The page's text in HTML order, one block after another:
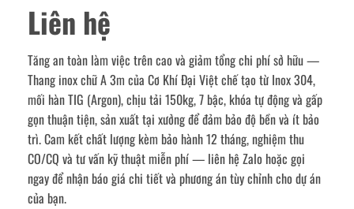
Liên hệ
Tăng an toàn làm việc trên cao và giảm tổng chi phí sở hữu —
Thang inox chữ A 3m của Cơ Khí Đại Việt chế tạo từ Inox 304,
mối hàn TIG (Argon), chịu tải 150kg, 7 bậc, khóa tự động và gấp
gọn thuận tiện, sản xuất tại xưởng để đảm bảo độ bền và ít bảo
trì. Cam kết chất lượng kèm bảo hành 12 tháng, nghiệm thu
CO/CQ và tư vấn kỹ thuật miễn phí — liên hệ Zalo hoặc gọi
ngay để nhận báo giá chi tiết và phương án tùy chỉnh cho dự án
của bạn.